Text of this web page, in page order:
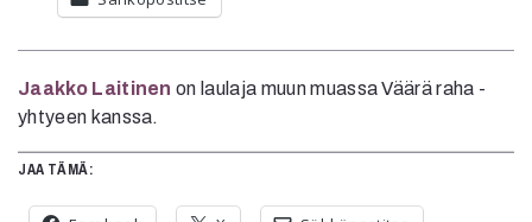
Jaakko Laitinen on laulaja muun muassa Väärä raha -
yhtyeen kanssa.
JAA TÄMÄ: